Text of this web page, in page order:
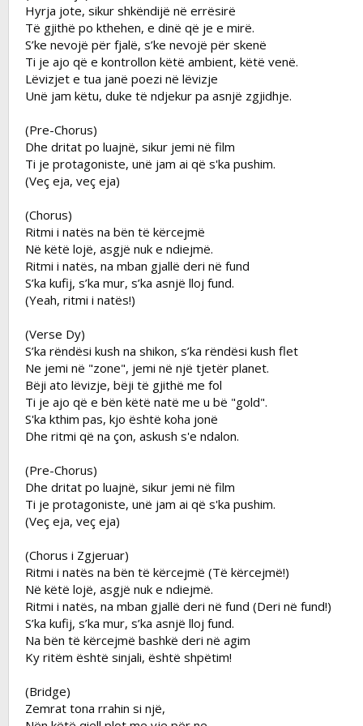
Hyrja jote, sikur shkëndijë në errësirë
Të gjithë po kthehen, e dinë që je e mirë.
S’ke nevojë për fjalë, s’ke nevojë për skenë
Ti je ajo që e kontrollon këtë ambient, këtë venë.
Lëvizjet e tua janë poezi në lëvizje
Unë jam këtu, duke të ndjekur pa asnjë zgjidhje.
(Pre-Chorus)
Dhe dritat po luajnë, sikur jemi në film
Ti je protagoniste, unë jam ai që s'ka pushim.
(Veç eja, veç eja)
(Chorus)
Ritmi i natës na bën të kërcejmë
Në këtë lojë, asgjë nuk e ndiejmë.
Ritmi i natës, na mban gjallë deri në fund
S’ka kufij, s’ka mur, s’ka asnjë lloj fund.
(Yeah, ritmi i natës!)
(Verse Dy)
S’ka rëndësi kush na shikon, s’ka rëndësi kush flet
Ne jemi në "zone", jemi në një tjetër planet.
Bëji ato lëvizje, bëji të gjithë me fol
Ti je ajo që e bën këtë natë me u bë "gold".
S'ka kthim pas, kjo është koha jonë
Dhe ritmi që na çon, askush s'e ndalon.
(Pre-Chorus)
Dhe dritat po luajnë, sikur jemi në film
Ti je protagoniste, unë jam ai që s'ka pushim.
(Veç eja, veç eja)
(Chorus i Zgjeruar)
Ritmi i natës na bën të kërcejmë (Të kërcejmë!)
Në këtë lojë, asgjë nuk e ndiejmë.
Ritmi i natës, na mban gjallë deri në fund (Deri në fund!)
S’ka kufij, s’ka mur, s’ka asnjë lloj fund.
Na bën të kërcejmë bashkë deri në agim
Ky ritëm është sinjali, është shpëtim!
(Bridge)
Zemrat tona rrahin si një,